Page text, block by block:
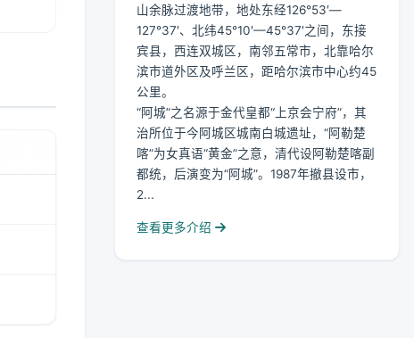
山余脉过渡地带，地处东经126°53′—
127°37′、北纬45°10′—45°37′之间，东接
宾县，西连双城区，南邻五常市，北靠哈尔
滨市道外区及呼兰区，距哈尔滨市中心约45
公里。
“阿城”之名源于金代皇都“上京会宁府”，其
治所位于今阿城区城南白城遗址，“阿勒楚
喀”为女真语“黄金”之意，清代设阿勒楚喀副
都统，后演变为“阿城”。1987年撤县设市，
2...
查看更多介绍